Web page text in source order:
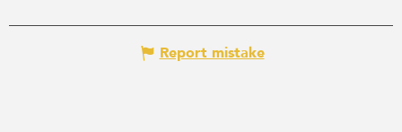
Report mistake